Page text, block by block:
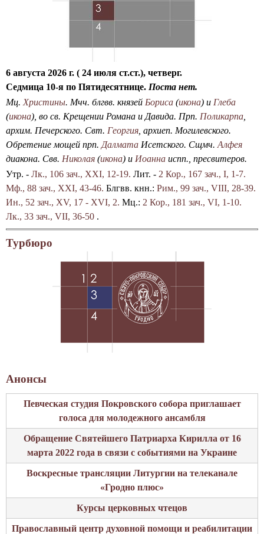
6 августа 2026 г. ( 24 июля ст.ст.), четверг.
Седмица 10-я по Пятидесятнице. Поста нет.
Мц. Христины. Мчч. блгвв. князей Бориса (икона) и Глеба
(икона), во св. Крещении Романа и Давида. Прп. Поликарпа
архим. Печерского. Свт. Георгия , архиеп. Могилевского.
Обретение мощей прп. Далмата Исетского. Сщмч. Алфея
диакона. Свв. Николая (икона) и Иоанна испп., пресвитеров.
Утр. - Лк., 106 зач., XXI, 12-19. Лит. - 2 Кор., 167 зач., I, 1-7.
Мф., 88 зач., XXI, 43-46. Блгвв. кнн.: Рим., 99 зач., VIII, 28-39.
Ин., 52 зач., XV, 17 - XVI, 2. Мц.: 2 Кор., 181 зач., VI, 1-10.
Лк., 33 зач., VII, 36-50 .
Турбюро
Анонсы
Певческая студия Покровского собора приглашает
голоса для молодежного ансамбля
Обращение Святейшего Патриарха Кирилла от 16
марта 2022 года в связи с событиями на Украине
Воскресные трансляции Литургии на телеканале
«Гродно плюс»
Курсы церковных чтецов
Православный центр духовной помощи и реабилитации